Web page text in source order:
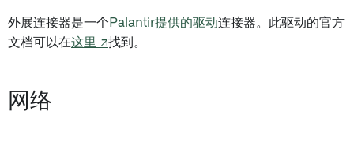
外展连接器是一个 Palantir提供的驱动连接器。此驱动的官方
文档可以在这里 ↗找到。
网络